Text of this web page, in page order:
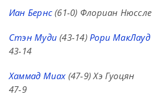
Иан Бернс (61-0) Флориан Нюссле
Стэн Муди (43-14)Рори МакЛауд
43-14
Хаммад Миах(47-9) Хэ Гуоцян
47-9